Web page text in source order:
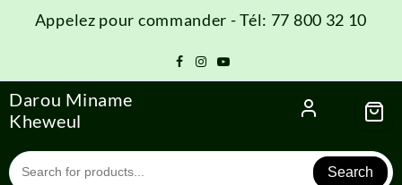
Appelez pour commander - Tél: 77 800 32 10
Darou Miname
Kheweul
Search